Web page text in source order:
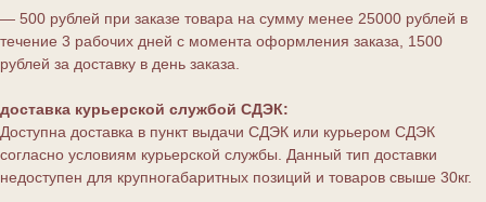
— 500 рублей при заказе товара на сумму менее 25000 рублей в
течение 3 рабочих дней с момента оформления заказа, 1500
рублей за доставку в день заказа.
доставка курьерской службой СДЭК:
Доступна доставка в пункт выдачи СДЭК или курьером СДЭК
согласно условиям курьерской службы. Данный тип доставки
недоступен для крупногабаритных позиций и товаров свыше 30кг.